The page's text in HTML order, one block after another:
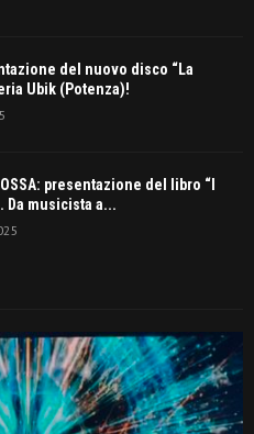
del nuovo disco “La
Ubik (Potenza)!
IOSSA: presentazione del libro “I
musicista a...